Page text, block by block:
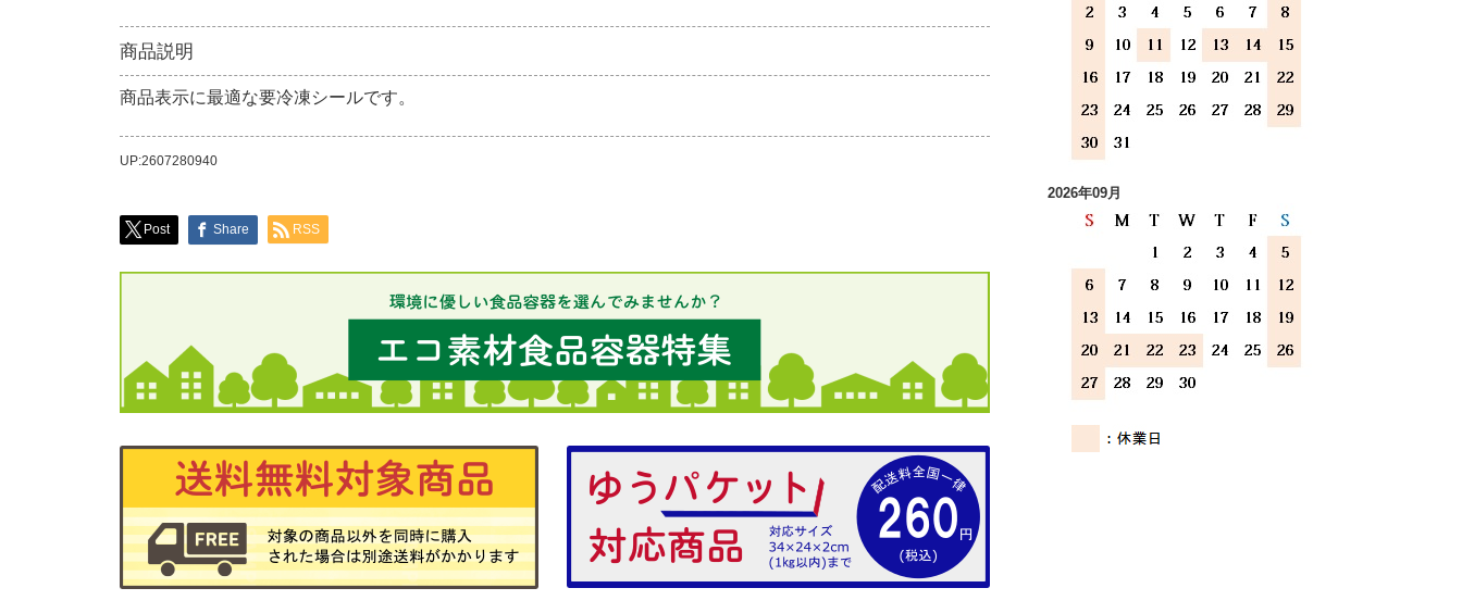
商品説明
商品表示に最適な要冷凍シールです。
UP:2607280940
Post Share RSS
2026年09月